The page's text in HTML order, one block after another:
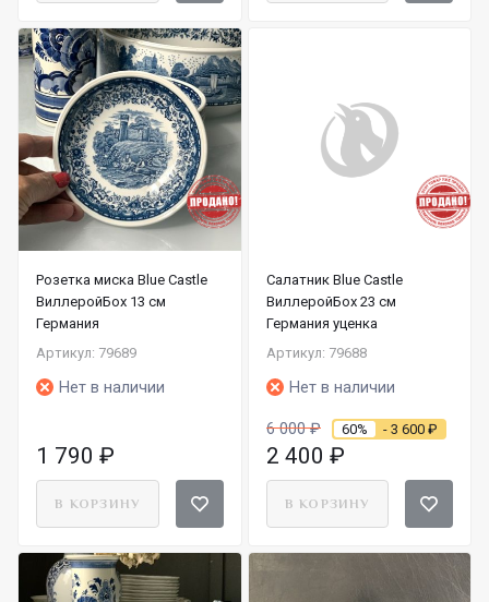
Розетка миска Blue Castle
ВиллеройБох 13 см
Германия
Артикул: 79689
Нет в наличии
1 790 ₽
В КОРЗИНУ
Салатник Blue Castle
ВиллеройБох 23 см
Германия уценка
Артикул: 79688
Нет в наличии
6 000₽ 60% - 3 600 ₽
2 400 ₽
В КОРЗИНУ